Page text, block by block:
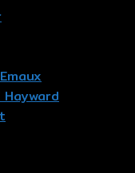
Hayward